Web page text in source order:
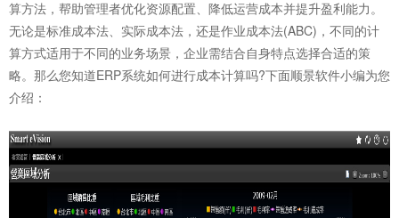
算方法，帮助管理者优化资源配置、降低运营成本并提升盈利能力。
无论是标准成本法、实际成本法，还是作业成本法(ABC)，不同的计
算方式适用于不同的业务场景，企业需结合自身特点选择合适的策
略。那么您知道ERP系统如何进行成本计算吗?下面顺景软件小编为您
介绍：